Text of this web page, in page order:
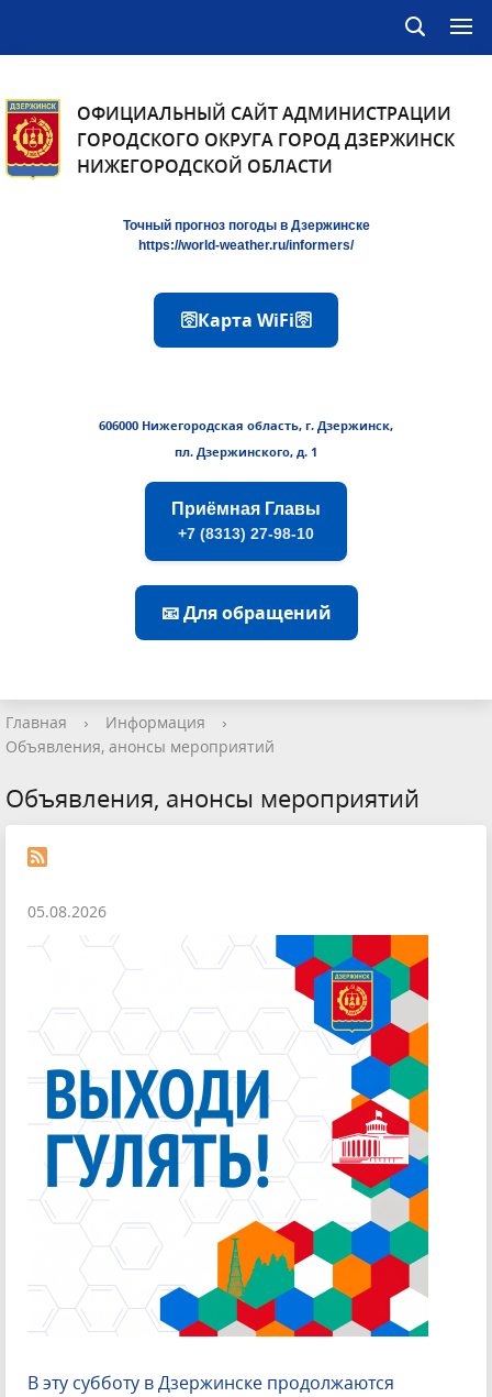
ОФИЦИАЛЬНЫЙ САЙТ АДМИНИСТРАЦИИ
ГОРОДСКОГО ОКРУГА ГОРОД ДЗЕРЖИНСК
НИЖЕГОРОДСКОЙ ОБЛАСТИ
Точный прогноз погоды в Дзержинске
https://world-weather.ru/informers/
🛜Карта WiFi🛜
606000 Нижегородская область, г. Дзержинск,
пл. Дзержинского, д. 1
Приёмная Главы
+7 (8313) 27-98-10
📧 Для обращений
Главная › Информация
›
Объявления, анонсы мероприятий
Объявления, анонсы мероприятий
05.08.2026
В эту субботу в Дзержинске продолжаются